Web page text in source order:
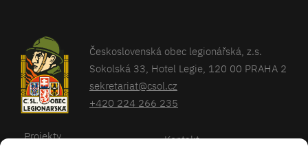
Československá obec legionářská, z.s.
Sokolská 33, Hotel Legie, 120 00 PRAHA 2
sekretariat@csol.cz
+420 224 266 235
Projekty Kontakt